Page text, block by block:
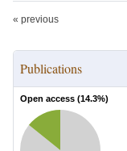
« previous
Publications
Open access (14.3%)